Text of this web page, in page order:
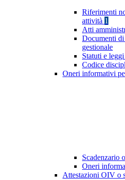
Riferimenti
attività 1
Atti
Documenti di
gestionale
Statuti e
Codice
Oneri informativi
Scadenzario
Oneri
Attestazioni OIV o